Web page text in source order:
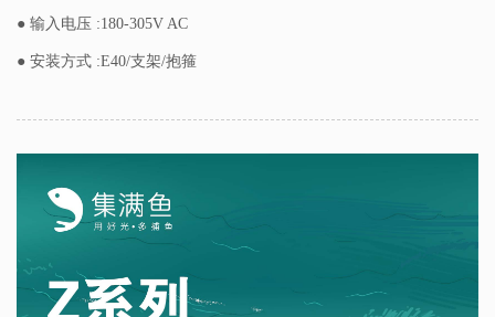
● 输入电压 :180-305V AC
● 安装方式 :E40/支架/抱箍